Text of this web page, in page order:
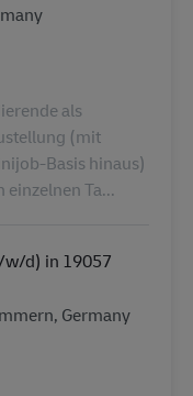
als
(mit
Basis hinaus)
einzelnen Ta...
w/d) in 19057
Germany